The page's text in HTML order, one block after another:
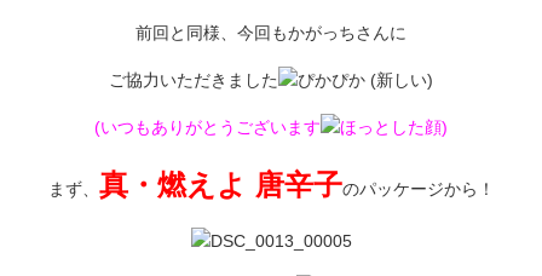
前回と同様、今回もかがっちさんに
ご協力いただきました
(いつもありがとうございます )
まず、 真・燃えよ 唐辛子のパッケージから！